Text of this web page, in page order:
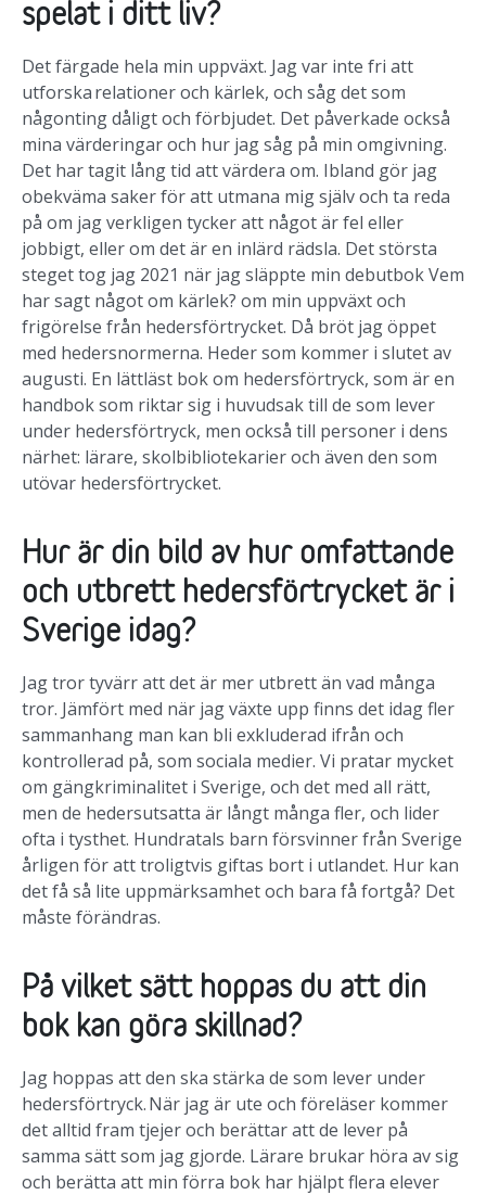
spelat i ditt liv?
Det färgade hela min uppväxt. Jag var inte fri att
utforska relationer och kärlek, och såg det som
någonting dåligt och förbjudet. Det påverkade också
mina värderingar och hur jag såg på min omgivning.
Det har tagit lång tid att värdera om. Ibland gör jag
obekväma saker för att utmana mig själv och ta reda
på om jag verkligen tycker att något är fel eller
jobbigt, eller om det är en inlärd rädsla. Det största
steget tog jag 2021 när jag släppte min debutbokVem
har sagt något om kärlek? om min uppväxt och
frigörelse från hedersförtrycket. Då bröt jag öppet
med hedersnormerna. Heder som kommer i slutet av
augusti. En lättläst bok om hedersförtryck, som är en
handbok som riktar sig i huvudsak till de som lever
under hedersförtryck, men också till personer i dens
närhet: lärare, skolbibliotekarier och även den som
utövar hedersförtrycket.
Hur är din bild av hur omfattande
och utbrett hedersförtrycket är i
Sverige idag?
Jag tror tyvärr att det är mer utbrett än vad många
tror. Jämfört med när jag växte upp finns det idag fler
sammanhang man kan bli exkluderad ifrån och
kontrollerad på, som sociala medier. Vi pratar mycket
om gängkriminalitet i Sverige, och det med all rätt,
men de hedersutsatta är långt många fler, och lider
ofta i tysthet. Hundratals barn försvinner från Sverige
årligen för att troligtvis giftas bort i utlandet. Hur kan
det få så lite uppmärksamhet och bara få fortgå? Det
måste förändras.
På vilket sätt hoppas du att din
bok kan göra skillnad?
Jag hoppas att den ska stärka de som lever under
hedersförtryck. När jag är ute och föreläser kommer
det alltid fram tjejer och berättar att de lever på
samma sätt som jag gjorde. Lärare brukar höra av sig
och berätta att min förra bok har hjälpt flera elever